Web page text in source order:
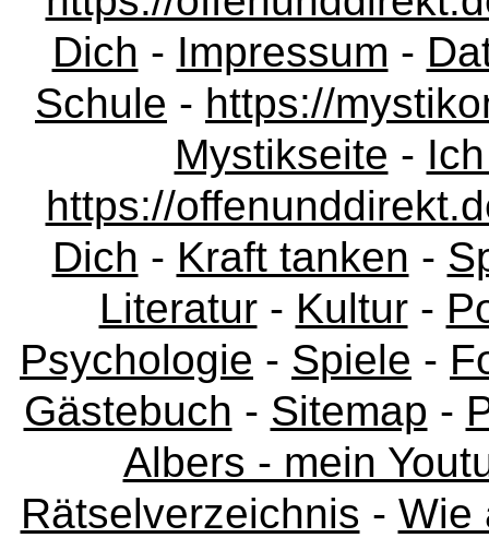
Dich - Impressum -
Schule - https://
Mystikseite -
https://
Dich - Kraft tanken -
Literatur- Kultur-
Psychologie - Spiele -
Gästebuch - Sitemap -
Albers - mein
Rätselverzeichnis - Wie